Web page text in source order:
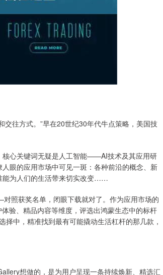
往方式。”早在20世纪30年代牛点策略，美国技
核心关键词无疑是人工智能——AI技术及其应用研
眼的应用市场中可见一斑：各种前沿的概念、新
能为人们的生活带来切实改变……
照获奖名单，闭眼下载就对了。作为应用市场的
验、精品内容等维度，评选出鸿蒙生态中的标杆
择中，精准找到最有可能撬动生活杠杆的那几款，
想做的，是为用户呈现一条持续焕新、精选汇